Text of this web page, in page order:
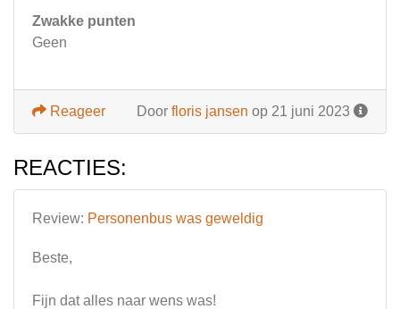
Zwakke punten
Geen
Door floris jansen op 21 juni 2023
Reageer
REACTIES:
Review: Personenbus was geweldig
Beste,
Fijn dat alles naar wens was!